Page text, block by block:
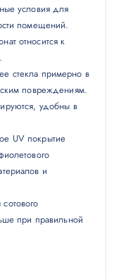
условия для
помещений.
относится к
стекла примерно в
повреждениям.
удобны в
UV покрытие
и
при правильной